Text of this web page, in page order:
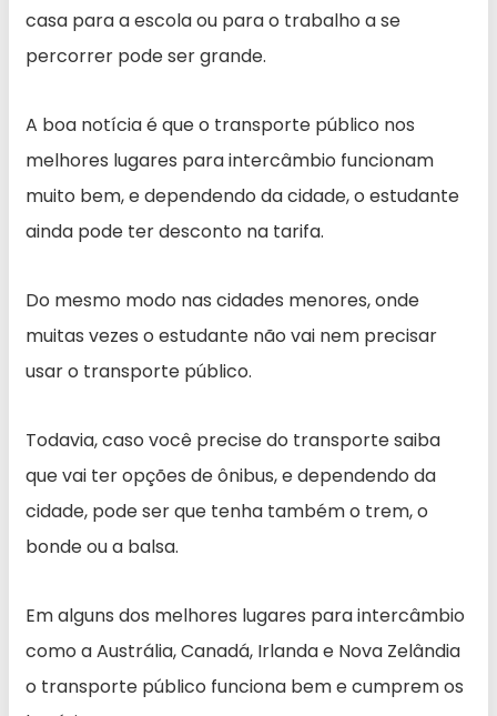
casa para a escola ou para o trabalho a se
percorrer pode ser grande.
A boa notícia é que o transporte público nos
melhores lugares para intercâmbio funcionam
muito bem, e dependendo da cidade, o estudante
ainda pode ter desconto na tarifa.
Do mesmo modo nas cidades menores, onde
muitas vezes o estudante não vai nem precisar
usar o transporte público.
Todavia, caso você precise do transporte saiba
que vai ter opções de ônibus, e dependendo da
cidade, pode ser que tenha também o trem, o
bonde ou a balsa.
Em alguns dos melhores lugares para intercâmbio
como a Austrália, Canadá, Irlanda e Nova Zelândia
o transporte público funciona bem e cumprem os